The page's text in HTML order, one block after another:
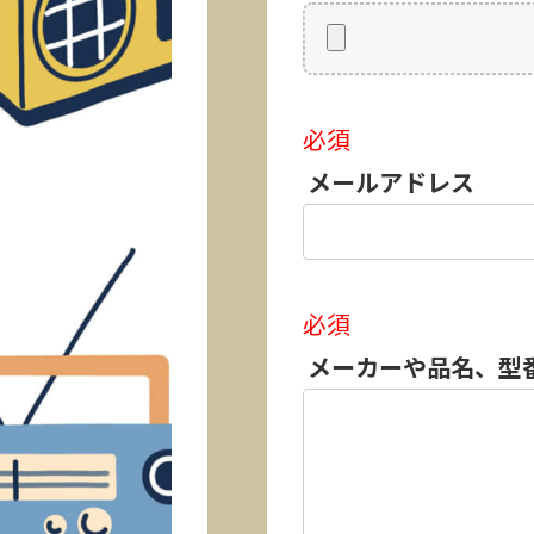
必須
メールアドレス
必須
メーカーや品名、型